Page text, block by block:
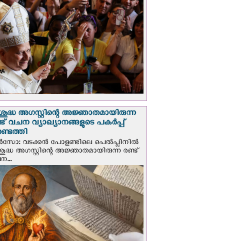
അഗസ്റ്റിന്റെ അജ്ഞാതമായിരുന്ന
വചന വ്യാഖ്യാനങ്ങളുടെ പകര്‍പ്പ്
വടക്കൻ പോളണ്ടിലെ പെൽപ്ലിനില്‍
അഗസ്റ്റിന്റെ അജ്ഞാതമായിരുന്ന രണ്ട്